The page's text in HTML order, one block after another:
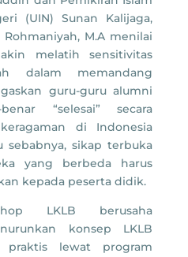
(UIN) Sunan Kalijaga,
M.A menilai
melatih sensitivitas
dalam memandang
guru-guru alumni
“selesai” secara
di Indonesia
sebabnya, sikap terbuka
yang berbeda harus
kepada peserta didik.
LKLB berusaha
konsep LKLB
lewat program